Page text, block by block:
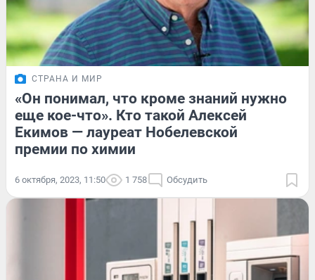
СТРАНА И МИР
«Он понимал, что кроме знаний нужно
еще кое-что». Кто такой Алексей
Екимов — лауреат Нобелевской
премии по химии
6 октября, 2023, 11:50 1 758 Обсудить